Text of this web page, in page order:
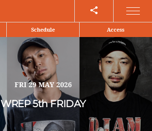
Schedule Access
FRI 29 MAY 2026
WREP 5th FRIDAY